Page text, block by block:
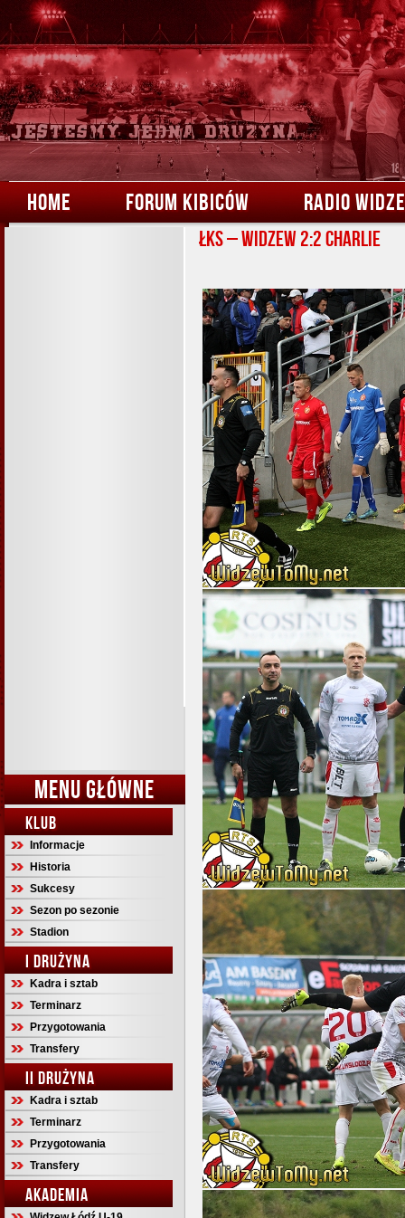
HOME FORUM KIBICÓW RADIO
MENU GŁÓWNE
KLUB
Informacje
Historia
Sukcesy
Sezon po sezonie
Stadion
I DRUŻYNA
Kadra i sztab
Terminarz
Przygotowania
Transfery
II DRUŻYNA
Kadra i sztab
Terminarz
Przygotowania
Transfery
AKADEMIA
ŁKS – Widzew 2:2 Charlie